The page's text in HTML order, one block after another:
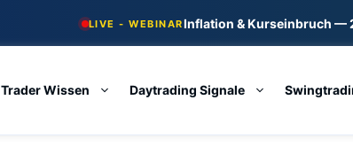
LIVE - WEBINARInflation & Kurseinbruch —
Trader Wissen Daytrading Signale